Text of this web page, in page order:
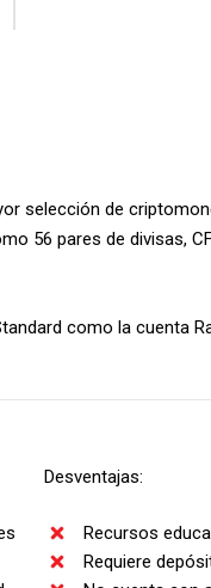
encontrar
con su análisis
EUR/USD (empatado
cuenta Razor ofrece
0.23
0.48
selección de
56 pares de divisas,
como la cuenta
Desventajas:
Recursos
Requiere